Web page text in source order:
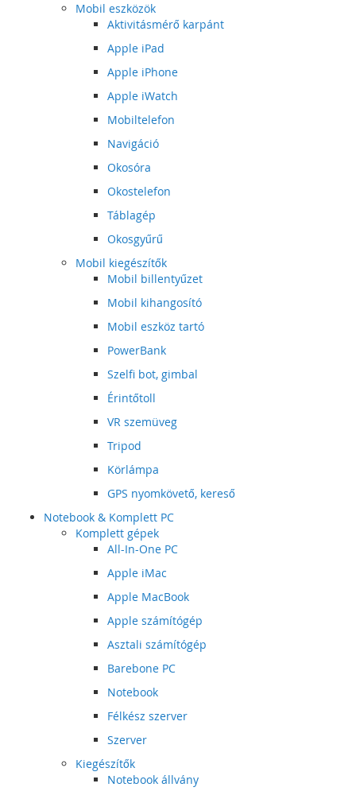
Mobil eszközök
Aktivitásmérő karpánt
Apple iPad
Apple iPhone
Apple iWatch
Mobiltelefon
Navigáció
Okosóra
Okostelefon
Táblagép
Okosgyűrű
Mobil kiegészítők
Mobil billentyűzet
Mobil kihangosító
Mobil eszköz tartó
PowerBank
Szelfi bot, gimbal
Érintőtoll
VR szemüveg
Tripod
Körlámpa
GPS nyomkövető, kereső
Notebook & Komplett PC
Komplett gépek
All-In-One PC
Apple iMac
Apple MacBook
Apple számítógép
Asztali számítógép
Barebone PC
Notebook
Félkész szerver
Szerver
Kiegészítők
Notebook állvány